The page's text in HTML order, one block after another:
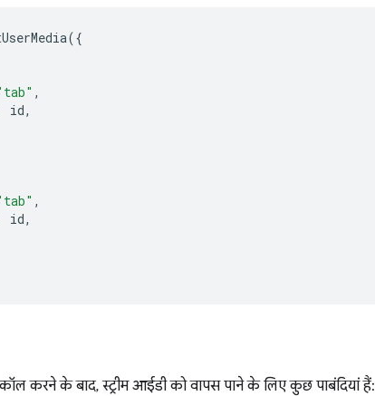
({
,
id,
,
id,
करने के बाद, स्ट्रीम आईडी को वापस पाने के लिए कुछ पाबंदियां हैं: